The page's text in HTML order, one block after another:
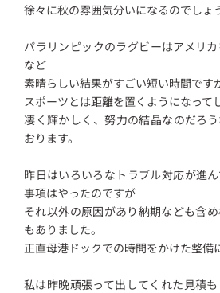
徐々に秋の雰囲気分いになるのでしょ
パラリンピックのラグビーはアメリ
など
素晴らしい結果がすごい短い時間です
スポーツとは距離を置くようになって
凄く輝かしく、努力の結晶なのだろ
おります。
昨日はいろいろなトラブル対応が進
事項はやったのですが
それ以外の原因があり納期なども含
もありました。
正直母港ドックでの時間をかけた整備
私は昨晩頑張って出してくれた見積